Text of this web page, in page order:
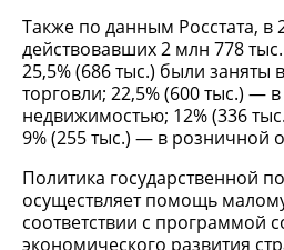
Также по данным Росстата, в
действовавших 2 млн 778
25,5% (686 тыс.) были заняты
торговли; 22,5% (600 тыс.) —
недвижимостью; 12% (336
9% (255 тыс.) — в розничной
Политика государственной
осуществляет помощь
соответствии с программой
экономического развития